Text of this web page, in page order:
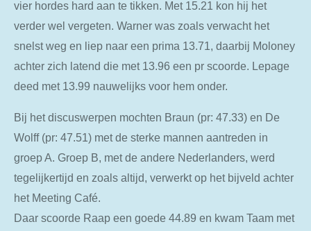
vier hordes hard aan te tikken. Met 15.21 kon hij het
verder wel vergeten. Warner was zoals verwacht het
snelst weg en liep naar een prima 13.71, daarbij Moloney
achter zich latend die met 13.96 een pr scoorde. Lepage
deed met 13.99 nauwelijks voor hem onder.
Bij het discuswerpen mochten Braun (pr: 47.33) en De
Wolff (pr: 47.51) met de sterke mannen aantreden in
groep A. Groep B, met de andere Nederlanders, werd
tegelijkertijd en zoals altijd, verwerkt op het bijveld achter
het Meeting Café.
Daar scoorde Raap een goede 44.89 en kwam Taam met